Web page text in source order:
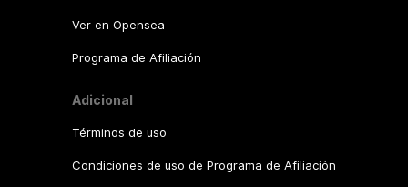
Ver en Opensea
Programa de Afiliación
Adicional
Términos de uso
Condiciones de uso de Programa de Afiliación